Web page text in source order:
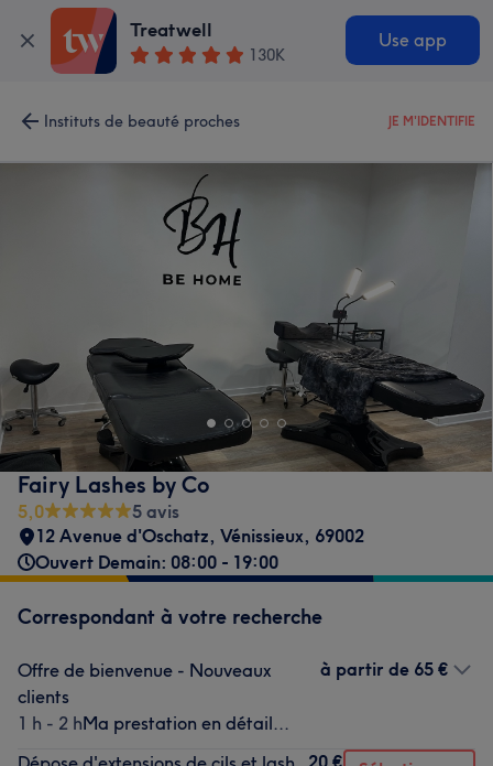
Treatwell
130K
Use app
Instituts de beauté proches JE M'IDENTIFIE
Fairy Lashes by Co
5,0
5 avis
12 Avenue d'Oschatz, Vénissieux, 69002
Ouvert Demain: 08:00 - 19:00
Correspondant à votre recherche
Offre de bienvenue - Nouveaux
clients
1 h - 2 hMa prestation en détail...
à partir de 65 €
20 €